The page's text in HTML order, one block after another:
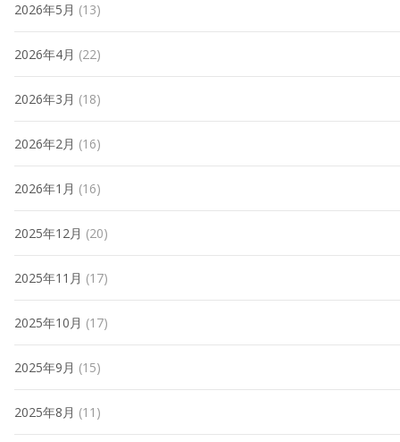
2026年5月 (13)
2026年4月 (22)
2026年3月 (18)
2026年2月 (16)
2026年1月 (16)
2025年12月 (20)
2025年11月 (17)
2025年10月 (17)
2025年9月 (15)
2025年8月 (11)